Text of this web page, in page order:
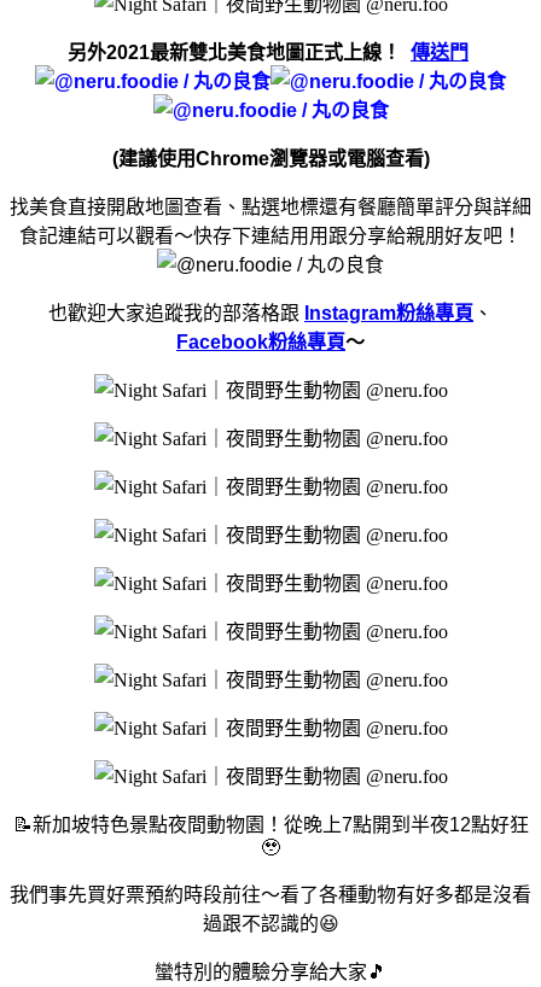
另外2021最新雙北美食地圖正式上線！ 傳送門
(建議使用Chrome瀏覽器或電腦查看)
找美食直接開啟地圖查看、點選地標還有餐廳簡單評分與詳細
食記連結可以觀看～快存下連結用用跟分享給親朋好友吧！
也歡迎大家追蹤我的部落格跟 Instagram粉絲專頁 、
Facebook粉絲專頁～
📝新加坡特色景點夜間動物園！從晚上7點開到半夜12點好狂
🥹
我們事先買好票預約時段前往～看了各種動物有好多都是沒看
過跟不認識的😆
蠻特別的體驗分享給大家🎵